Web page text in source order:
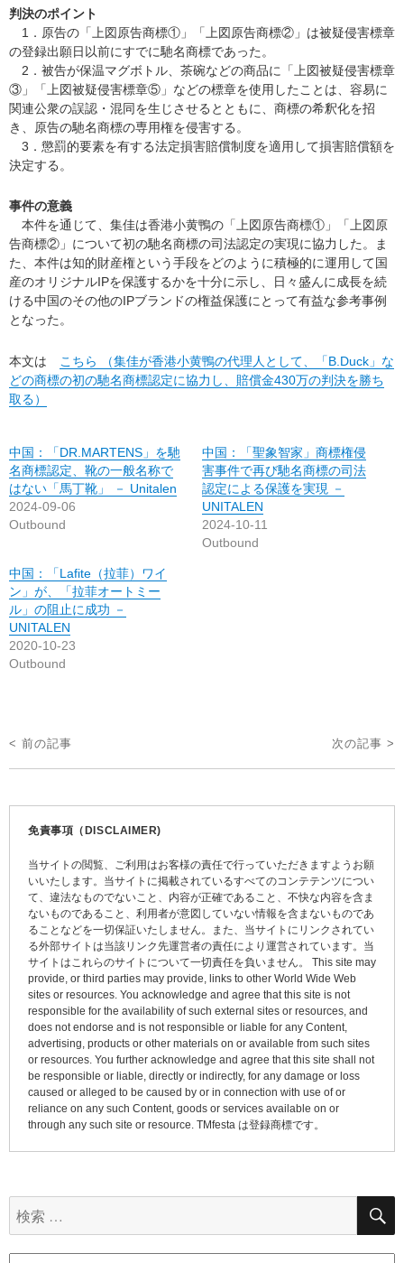
判決のポイント
1．原告の「上図原告商標①」「上図原告商標②」は被疑侵害標章
の登録出願日以前にすでに馳名商標であった。
2．被告が保温マグボトル、茶碗などの商品に「上図被疑侵害標章
③」「上図被疑侵害標章⑤」などの標章を使用したことは、容易に
関連公衆の誤認・混同を生じさせるとともに、商標の希釈化を招
き、原告の馳名商標の専用権を侵害する。
3．懲罰的要素を有する法定損害賠償制度を適用して損害賠償額を
決定する。
事件の意義
本件を通じて、集佳は香港小黄鴨の「上図原告商標①」「上図原
告商標②」について初の馳名商標の司法認定の実現に協力した。ま
た、本件は知的財産権という手段をどのように積極的に運用して国
産のオリジナルIPを保護するかを十分に示し、日々盛んに成長を続
ける中国のその他のIPブランドの権益保護にとって有益な参考事例
となった。
本文は
こちら （集佳が香港小黄鴨の代理人として、「B.Duck」な
どの商標の初の馳名商標認定に協力し、賠償金430万の判決を勝ち
取る）
中国：「DR.MARTENS」を馳
名商標認定、靴の一般名称で
はない「馬丁靴」 － Unitalen
2024-09-06
Outbound
中国：「聖象智家」商標権侵
害事件で再び馳名商標の司法
認定による保護を実現 －
UNITALEN
2024-10-11
Outbound
中国：「Lafite（拉菲）ワイ
ン」が、「拉菲オートミー
ル」の阻止に成功 －
UNITALEN
2020-10-23
Outbound
投
稿
< 前の記事 次の記事 >
免責事項（DISCLAIMER)
当サイトの閲覧、ご利用はお客様の責任で行っていただきますようお願
いいたします。当サイトに掲載されているすべてのコンテテンツについ
て、違法なものでないこと、内容が正確であること、不快な内容を含ま
ないものであること、利用者が意図していない情報を含まないものであ
ることなどを一切保証いたしません。また、当サイトにリンクされてい
る外部サイトは当該リンク先運営者の責任により運営されています。当
サイトはこれらのサイトについて一切責任を負いません。 This site may
provide, or third parties may provide, links to other World Wide Web
sites or resources. You acknowledge and agree that this site is not
responsible for the availability of such external sites or resources, and
does not endorse and is not responsible or liable for any Content,
advertising, products or other materials on or available from such sites
or resources. You further acknowledge and agree that this site shall not
be responsible or liable, directly or indirectly, for any damage or loss
caused or alleged to be caused by or in connection with use of or
reliance on any such Content, goods or services available on or
through any such site or resource. TMfesta は登録商標です。
索: